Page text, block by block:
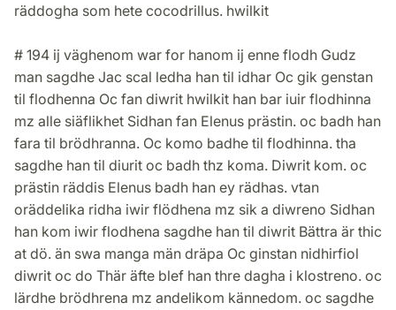
räddogha som hete cocodrillus. hwilkit
# 194 ij väghenom war for hanom ij enne flodh Gudz
man sagdhe Jac scal ledha han til idhar Oc gik genstan
til flodhenna Oc fan diwrit hwilkit han bar iuir flodhinna
mz alle siäflikhet Sidhan fan Elenus prästin. oc badh han
fara til brödhranna. Oc komo badhe til flodhinna. tha
sagdhe han til diurit oc badh thz koma. Diwrit kom. oc
prästin räddis Elenus badh han ey rädhas. vtan
oräddelika ridha iwir flödhena mz sik a diwreno Sidhan
han kom iwir flodhena sagdhe han til diwrit Bättra är thic
at dö. än swa manga män dräpa Oc ginstan nidhirfiol
diwrit oc do Thär äfte blef han thre dagha i klostreno. oc
lärdhe brödhrena mz andelikom kännedom. oc sagdhe